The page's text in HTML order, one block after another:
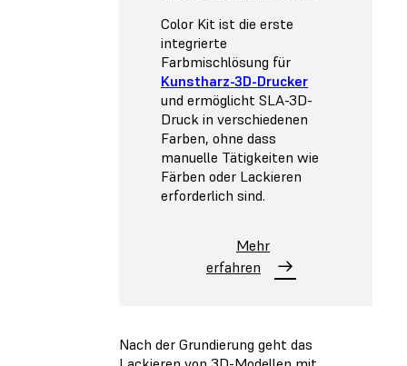
Color Kit ist die erste
integrierte
Farbmischlösung für
Kunstharz-3D-Drucker
und ermöglicht SLA-3D-
Druck in verschiedenen
Farben, ohne dass
manuelle Tätigkeiten wie
Färben oder Lackieren
erforderlich sind.
Mehr
erfahren
Nach der Grundierung geht das